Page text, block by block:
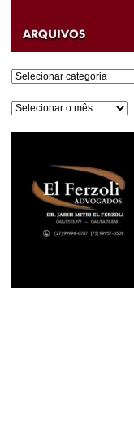
Categorias
Arquivos